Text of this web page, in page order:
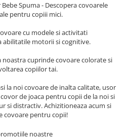
Spuma - Descopera covoarele
pentru copiii mici.
cu modele si activitati
abilitatile motorii si cognitive.
noastra cuprinde covoare colorate si
copiilor tai.
la noi covoare de inalta calitate, usor
de joaca pentru copii de la noi si
si distractiv. Achizitioneaza acum si
covoare pentru copii!
noastre